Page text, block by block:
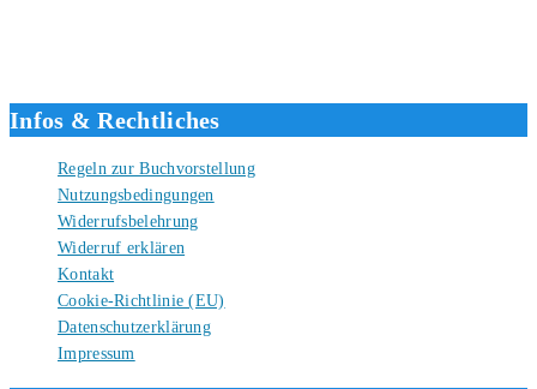
Infos & Rechtliches
Regeln zur Buchvorstellung
Nutzungsbedingungen
Widerrufsbelehrung
Widerruf erklären
Kontakt
Cookie-Richtlinie (EU)
Datenschutzerklärung
Impressum